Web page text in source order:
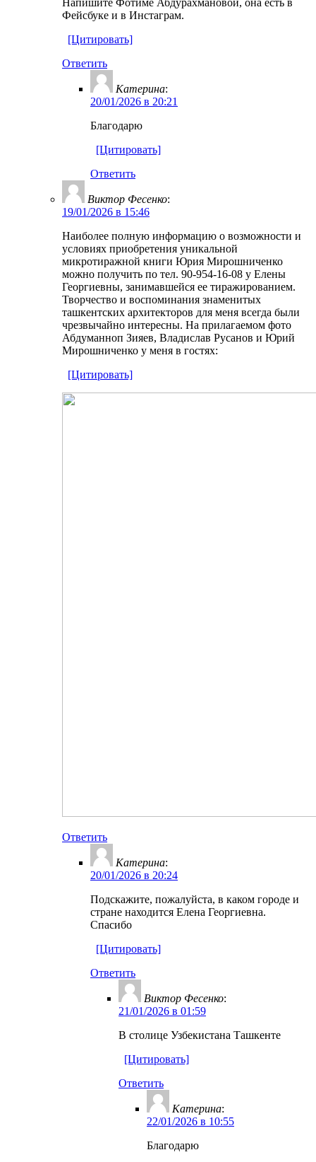
Фейсбуке и в Инстаграм.
[Цитировать]
Ответить
Катерина:
20/01/2026 в 20:21
Благодарю
[Цитировать]
Ответить
Виктор Фесенко:
19/01/2026 в 15:46
Наиболее полную информацию о возможности и
условиях приобретения уникальной
микротиражной книги Юрия Мирошниченко
можно получить по тел. 90-954-16-08 у Елены
Георгиевны, занимавшейся ее тиражированием.
Творчество и воспоминания знаменитых
ташкентских архитекторов для меня всегда были
чрезвычайно интересны. На прилагаемом фото
Абдуманноп Зияев, Владислав Русанов и Юрий
Мирошниченко у меня в гостях:
[Цитировать]
Ответить
Катерина:
20/01/2026 в 20:24
Подскажите, пожалуйста, в каком городе и
стране находится Елена Георгиевна.
Спасибо
[Цитировать]
Ответить
Виктор Фесенко:
21/01/2026 в 01:59
В столице Узбекистана Ташкенте
[Цитировать]
Ответить
Катерина:
22/01/2026 в 10:55
Благодарю